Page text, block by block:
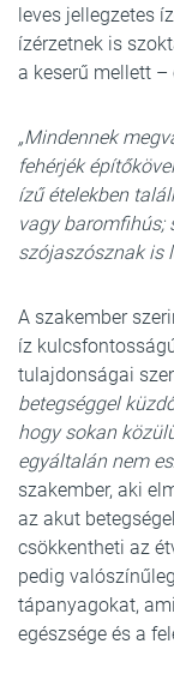
leves jellegzetes
ízérzetnek is
a keserű mellett –
„Mindennek
fehérjék
ízű ételekben
vagy baromfihús;
szójaszósznak is
A szakember
íz
tulajdonságai
betegséggel
hogy sokan
egyáltalán nem
szakember, aki
az akut
csökkentheti az
pedig
tápanyagokat,
egészsége és a